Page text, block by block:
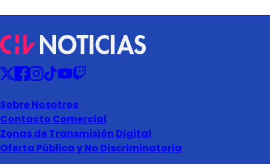
Sobre Nosotros
Contacto Comercial
Zonas de Transmisión Digital
Oferta Pública y No Discriminatoria